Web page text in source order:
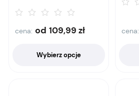
cena: od 109,99 zł
Wybierz opcje
cena: